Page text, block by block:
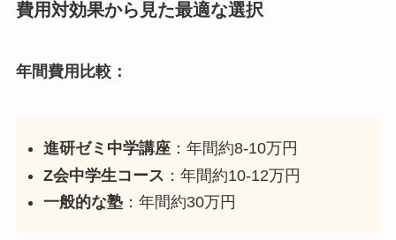
費用対効果から見た最適な選択
年間費用比較：
進研ゼミ中学講座 ：年間約8-10万円
Z会中学生コース ：年間約10-12万円
一般的な塾 ：年間約30万円